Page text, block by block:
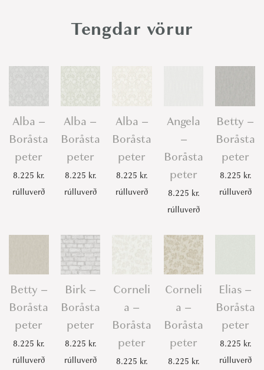
e
r
q
u
t
y
Tengdar vörur
Alba –
Boråsta
peter
8.225 kr.
rúlluverð
Alba –
Boråsta
peter
8.225 kr.
rúlluverð
Alba –
Boråsta
peter
8.225 kr.
rúlluverð
Angela
–
Boråsta
peter
8.225 kr.
rúlluverð
Betty –
Boråsta
peter
8.225 kr.
rúlluverð
Betty –
Boråsta
peter
8.225 kr.
rúlluverð
Birk –
Boråsta
peter
8.225 kr.
rúlluverð
Corneli
a –
Boråsta
peter
8.225 kr.
Corneli
a –
Boråsta
peter
8.225 kr.
Elias –
Boråsta
peter
8.225 kr.
rúlluverð